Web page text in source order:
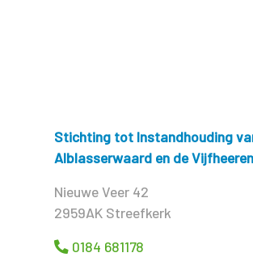
Stichting tot Instandhouding
Alblasserwaard en de
Nieuwe Veer 42
2959AK Streefkerk
0184 681178